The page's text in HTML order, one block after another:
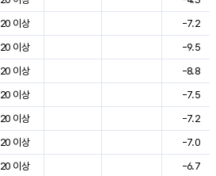
20 이상
-7.2
20 이상
-9.5
20 이상
-8.8
20 이상
-7.5
20 이상
-7.2
20 이상
-7.0
20 이상
-6.7